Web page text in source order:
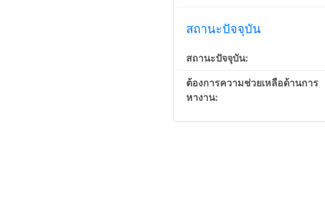
สถานะปัจจุบัน
สถานะปัจจุบัน:
ต้องการความช่วยเหลือด้านการ
หางาน: